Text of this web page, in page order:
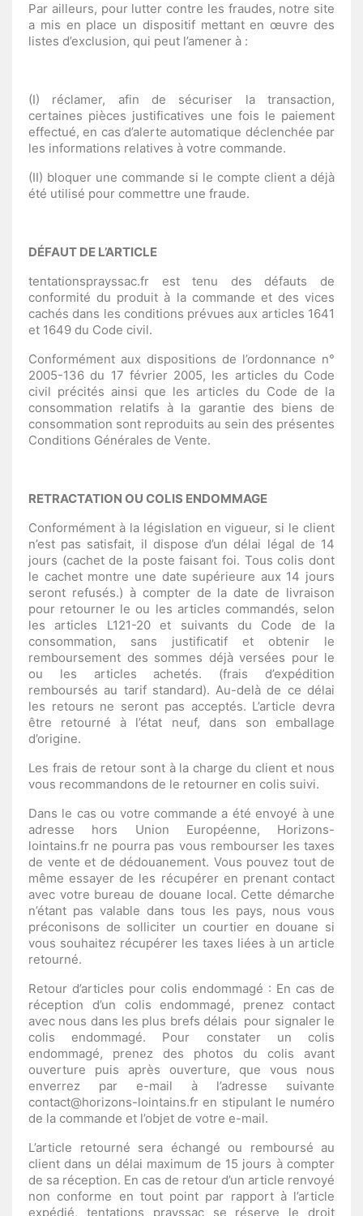
Par ailleurs, pour lutter contre les fraudes, notre site
a mis en place un dispositif mettant en œuvre des
listes d’exclusion, qui peut l’amener à :
(I) réclamer, afin de sécuriser la transaction,
certaines pièces justificatives une fois le paiement
effectué, en cas d’alerte automatique déclenchée par
les informations relatives à votre commande.
(II) bloquer une commande si le compte client a déjà
été utilisé pour commettre une fraude.
DÉFAUT DE L’ARTICLE
tentationsprayssac.fr est tenu des défauts de
conformité du produit à la commande et des vices
cachés dans les conditions prévues aux articles 1641
et 1649 du Code civil.
Conformément aux dispositions de l’ordonnance n°
2005-136 du 17 février 2005, les articles du Code
civil précités ainsi que les articles du Code de la
consommation relatifs à la garantie des biens de
consommation sont reproduits au sein des présentes
Conditions Générales de Vente.
RETRACTATION OU COLIS ENDOMMAGE
Conformément à la législation en vigueur, si le client
n’est pas satisfait, il dispose d’un délai légal de 14
jours (cachet de la poste faisant foi. Tous colis dont
le cachet montre une date supérieure aux 14 jours
seront refusés.) à compter de la date de livraison
pour retourner le ou les articles commandés, selon
les articles L121-20 et suivants du Code de la
consommation, sans justificatif et obtenir le
remboursement des sommes déjà versées pour le
ou les articles achetés. (frais d’expédition
remboursés au tarif standard). Au-delà de ce délai
les retours ne seront pas acceptés. L’article devra
être retourné à l’état neuf, dans son emballage
d’origine.
Les frais de retour sont à la charge du client et nous
vous recommandons de le retourner en colis suivi.
Dans le cas ou votre commande a été envoyé à une
adresse hors Union Européenne, Horizons-
lointains.fr ne pourra pas vous rembourser les taxes
de vente et de dédouanement. Vous pouvez tout de
même essayer de les récupérer en prenant contact
avec votre bureau de douane local. Cette démarche
n’étant pas valable dans tous les pays, nous vous
préconisons de solliciter un courtier en douane si
vous souhaitez récupérer les taxes liées à un article
retourné.
Retour d’articles pour colis endommagé : En cas de
réception d’un colis endommagé, prenez contact
avec nous dans les plus brefs délais pour signaler le
colis endommagé. Pour constater un colis
endommagé, prenez des photos du colis avant
ouverture puis après ouverture, que vous nous
enverrez par e-mail à l’adresse suivante
contact@horizons-lointains.fr en stipulant le numéro
de la commande et l’objet de votre e-mail.
L’article retourné sera échangé ou remboursé au
client dans un délai maximum de 15 jours à compter
de sa réception. En cas de retour d’un article renvoyé
non conforme en tout point par rapport à l’article
expédié, tentations prayssac se réserve le droit